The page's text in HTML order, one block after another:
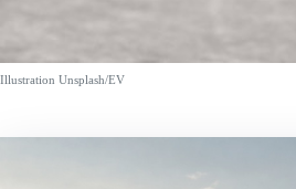
Illustration Unsplash/EV